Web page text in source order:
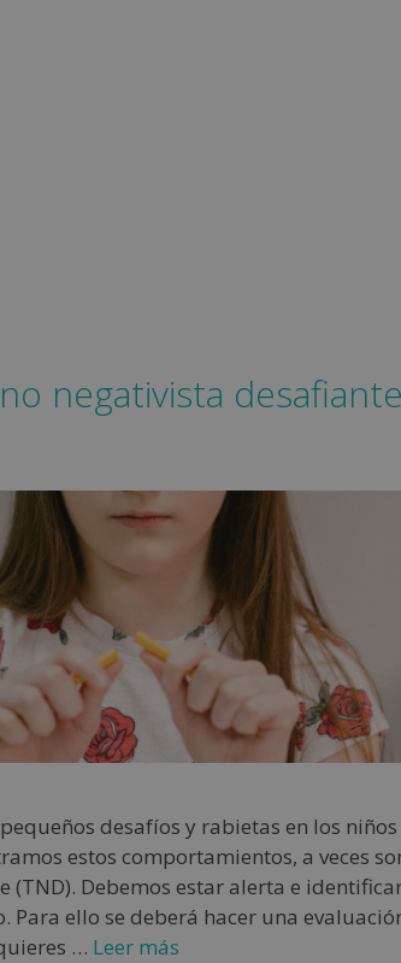
negativista
desafíos y rabietas en los niños
estos comportamientos, a veces
(TND). Debemos estar alerta e
ello se deberá hacer una
… Leer más